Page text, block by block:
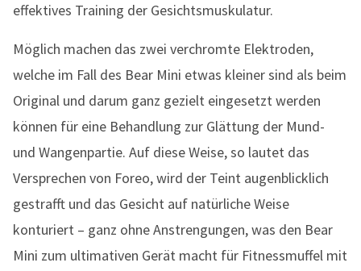
effektives Training der Gesichtsmuskulatur.
Möglich machen das zwei verchromte Elektroden,
welche im Fall des Bear Mini etwas kleiner sind als beim
Original und darum ganz gezielt eingesetzt werden
können für eine Behandlung zur Glättung der Mund-
und Wangenpartie. Auf diese Weise, so lautet das
Versprechen von Foreo, wird der Teint augenblicklich
gestrafft und das Gesicht auf natürliche Weise
konturiert – ganz ohne Anstrengungen, was den Bear
Mini zum ultimativen Gerät macht für Fitnessmuffel mit